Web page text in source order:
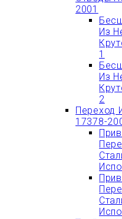
2001
Из
1
Из
2
Переход
17378-